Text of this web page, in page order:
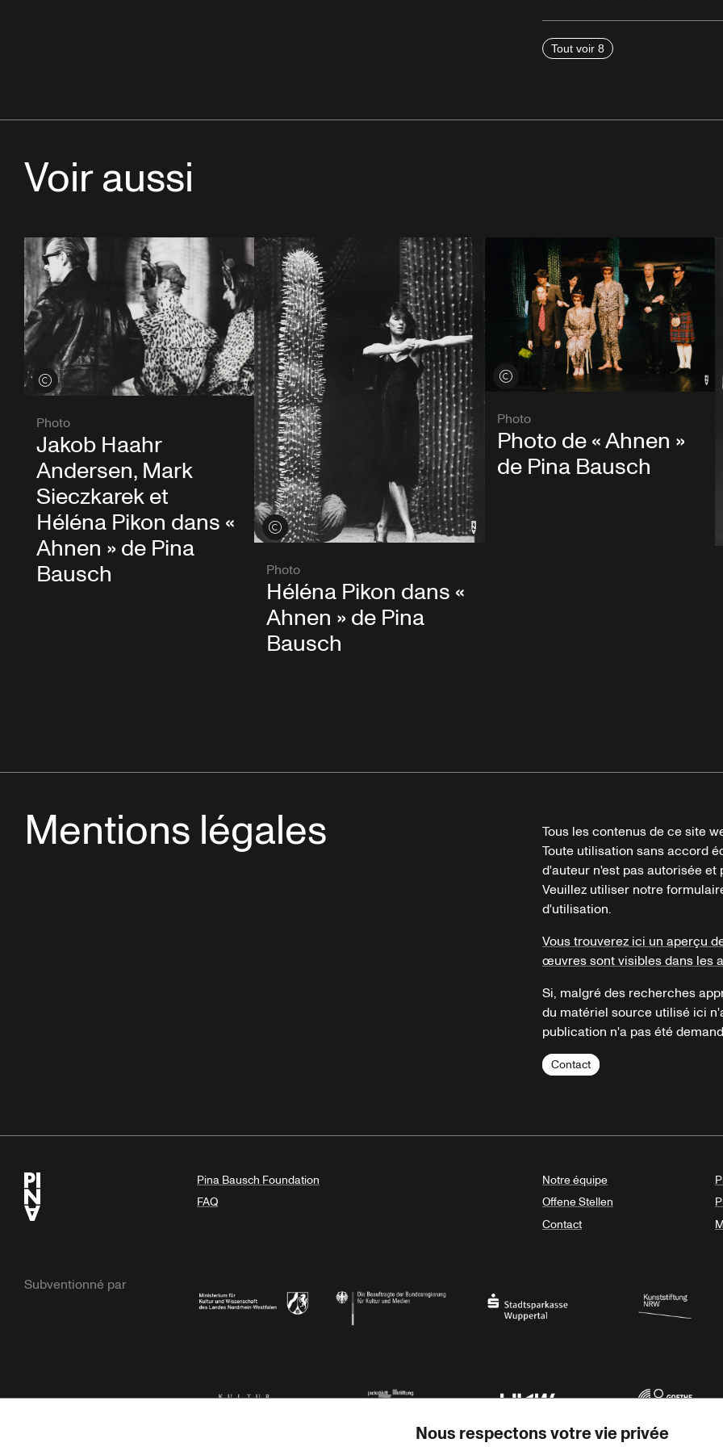
Tout voir 8
Voir aussi
Voir les crédits
Photo
Jakob Haahr
Andersen, Mark
Sieczkarek et
Héléna Pikon dans «
Ahnen » de Pina
Bausch
Voir les crédits
Photo
Héléna Pikon dans «
Ahnen » de Pina
Bausch
Voir les crédits
Photo
Photo de « Ahnen »
de Pina Bausch
Mentions légales
Tous les contenus de ce site
Toute utilisation sans accord
d'auteur n'est pas autorisée
Veuillez utiliser notre
d'utilisation.
Vous trouverez ici un aperçu
œuvres sont visibles dans les
Si, malgré des recherches
du matériel source utilisé ici
publication n'a pas été
Contact
Pina Bausch Foundation
FAQ
Notre équipe
Offene Stellen
Contact
Subventionné par
Nous respectons votre vie privée